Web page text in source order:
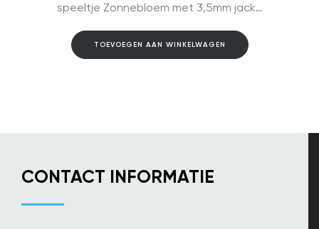
speeltje Zonnebloem met 3,5mm jack…
TOEVOEGEN AAN WINKELWAGEN
CONTACT INFORMATIE